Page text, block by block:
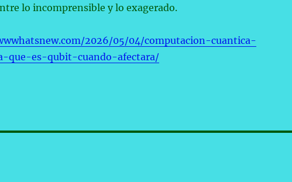
lo incomprensible y lo exagerado.
2026/05/04/computacion-cuantica-
que-es-qubit-cuando-afectara/